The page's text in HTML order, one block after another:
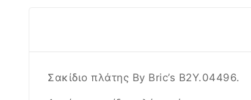
Σακίδιο πλάτης By Bric’s B2Y.04496.